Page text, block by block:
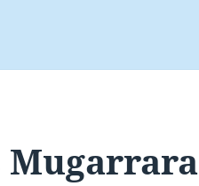
Mugarrara